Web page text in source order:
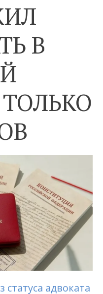
В
адвоката